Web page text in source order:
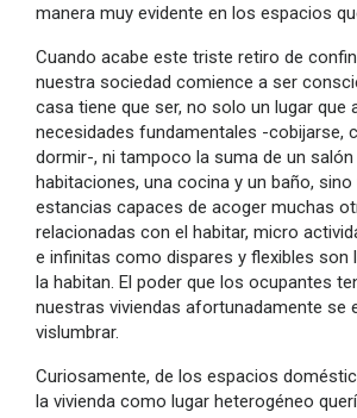
manera muy evidente en los espacios
Cuando acabe este triste retiro de
nuestra sociedad comience a ser
casa tiene que ser, no solo un lugar que
necesidades fundamentales -cobijarse,
dormir-, ni tampoco la suma de un
habitaciones, una cocina y un baño,
estancias capaces de acoger muchas
relacionadas con el habitar, micro
e infinitas como dispares y flexibles son
la habitan. El poder que los ocupantes
nuestras viviendas afortunadamente se
vislumbrar.
Curiosamente, de los espacios
la vivienda como lugar heterogéneo